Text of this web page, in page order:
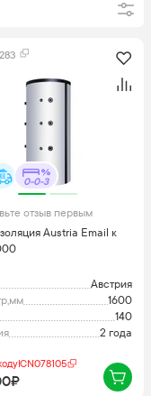
0-0-3
отзыв первым
Austria Email к
Австрия
1600
140
2 года
ICN078105